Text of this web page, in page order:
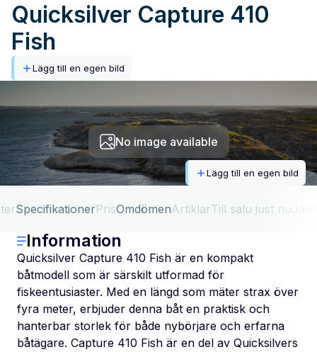
Quicksilver Capture 410
Fish
Lägg till en egen bild
No image available
Lägg till en egen bild
SpecifikationerPrisOmdömenArtiklarTill salu just nu
Information
Quicksilver Capture 410 Fish är en kompakt
båtmodell som är särskilt utformad för
fiskeentusiaster. Med en längd som mäter strax över
fyra meter, erbjuder denna båt en praktisk och
hanterbar storlek för både nybörjare och erfarna
båtägare. Capture 410 Fish är en del av Quicksilvers